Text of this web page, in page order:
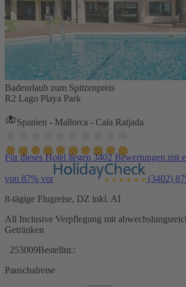
Badeurlaub zum Spitzenpreis
R2 Lago Playa Park
Spanien - Mallorca - Cala Ratjada
Für dieses Hotel liegen 3402 Bewertungen mit
von 87% vor (3402)
8-tägige Flugreise, DZ inkl. AI
All Inclusive Verpflegung mit
Getränken
253009Bestellnr.:
Pauschalreise